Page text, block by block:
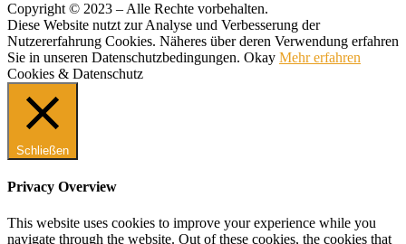
Copyright © 2023 – Alle Rechte vorbehalten.
Diese Website nutzt zur Analyse und Verbesserung der
Nutzererfahrung Cookies. Näheres über deren Verwendung erfahren
Sie in unseren Datenschutzbedingungen. Okay Mehr erfahren
Cookies & Datenschutz
Schließen
Privacy Overview
This website uses cookies to improve your experience while you
navigate through the website. Out of these cookies, the cookies that